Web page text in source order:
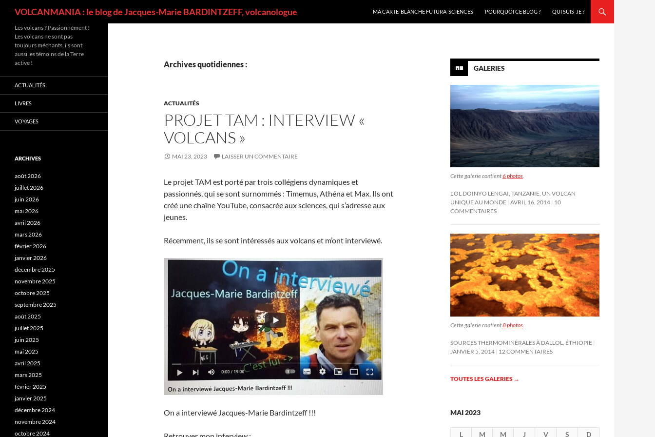
VOLCANMANIA : le blog de Jacques-Marie BARDINTZEFF, volcanologue
MA CARTE-BLANCHE FUTURA-SCIENCES
POURQUOI CE BLOG ? QUI SUIS-JE ?
Archives quotidiennes :
ACTUALITÉS
PROJET TAM : INTERVIEW «
VOLCANS »
MAI 23, 2023 LAISSER UN COMMENTAIRE
Le projet TAM est porté par trois collégiens dynamiques et
passionnés, qui se sont surnommés : Timemus, Athéna et Max. Ils ont
créé une chaîne YouTube, consacrée aux sciences, qui s’adresse aux
jeunes.
Récemment, ils se sont intéressés aux volcans et m’ont interviewé.
On a interviewé Jacques-Marie Bardintzeff !!!
GALERIES
Cette galerie contient6 photos.
L’OL DOINYO LENGAI, TANZANIE, UN VOLCAN
UNIQUE AU MONDE AVRIL 16, 2014 10
COMMENTAIRES
Cette galerie contient8 photos
SOURCES THERMOMINÉRALES À DALLOL, ÉTHIOPIE
JANVIER 5, 2014 12 COMMENTAIRES
TOUTES LES GALERIES →
MAI 2023
L M M J V S
D
Les volcans ? Passionnément !
Les volcans ne sont pas
toujours méchants, ils sont
aussi les témoins de la Terre
active !
ACTUALITÉS
LIVRES
VOYAGES
ARCHIVES
août 2026
juillet 2026
juin 2026
mai 2026
avril 2026
mars 2026
février 2026
janvier 2026
décembre 2025
novembre 2025
octobre 2025
septembre 2025
août 2025
juillet 2025
juin 2025
mai 2025
avril 2025
mars 2025
février 2025
janvier 2025
décembre 2024
novembre 2024
octobre 2024